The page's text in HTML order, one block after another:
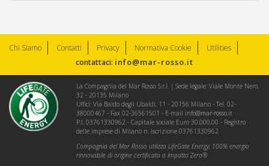
Chi Siamo Contatti Privacy Normativa Cookie
Utilities
contattaci: info@mar-rosso.it
La Compagnia del Mar Rosso S.r.l. | Sede legale: Viale Monte Nero,
32 - 20135 Milano
Uffici: Via Baldo degli Ubaldi, 11 - 20156 Milano - Tel. 02-
38000467 - Fax 02-36561501 - E-mail info@mar-rosso.it
P.I. 03761330962 - Capitale sociale Euro 30.000,00 - Registro
delle imprese di Milano n. iscrizione 03761330962
Compagnia del Mar Rosso utilizza LifeGate Energy, 100% energia
rinnovabile di origine certificata a Impatto Zero®